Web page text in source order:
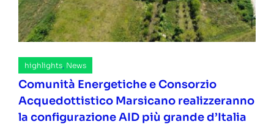
highlights, News
Comunità Energetiche e Consorzio
Acquedottistico Marsicano realizzeranno
la configurazione AID più grande d’Italia